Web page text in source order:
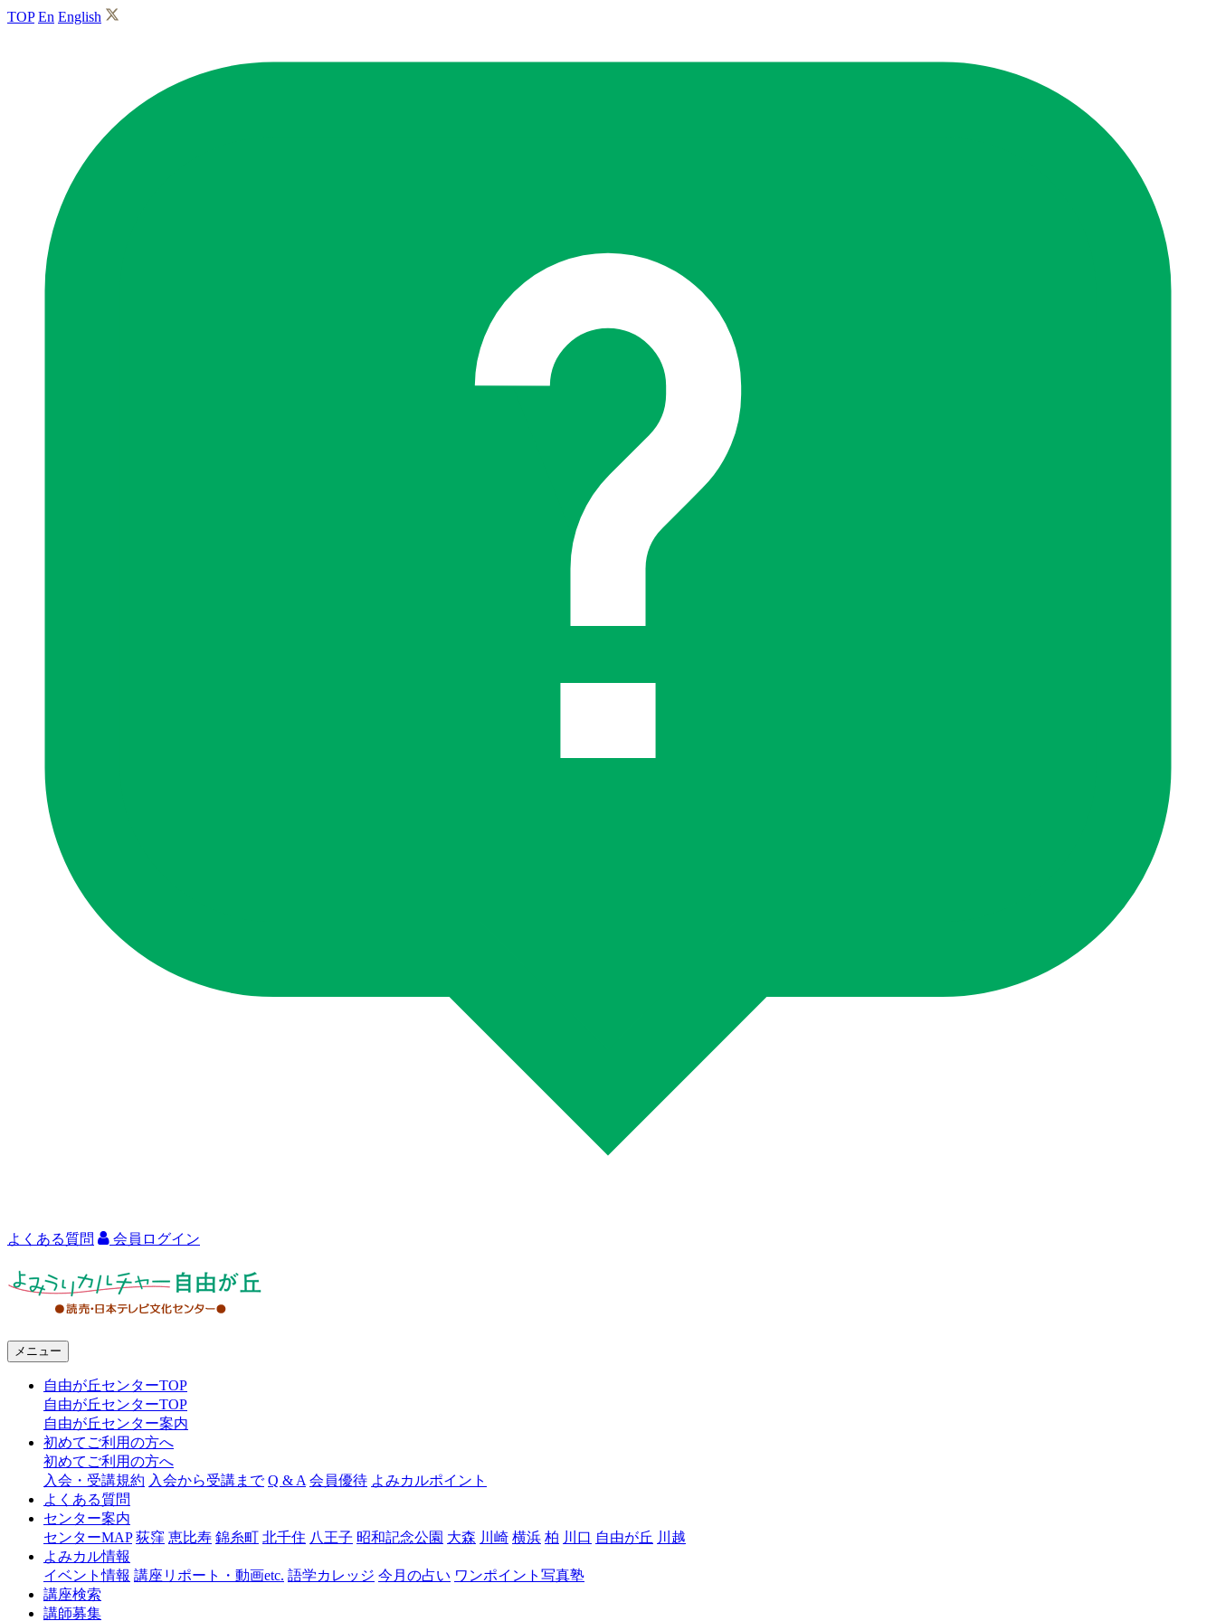
TOP En English
よくある質問 会員ログイン
ャ
自
由
メニュー
自由が丘センターTOP
自由が丘センターTOP
自由が丘センター案内
初めてご利用の方へ
初めてご利用の方へ
入会・受講規約 入会から受講まで Q & A 会員優待 よみカルポイント
よくある質問
センター案内
センターMAP 荻窪 恵比寿 錦糸町 北千住 八王子 昭和記念公園 大森 川崎 横浜 柏 川口 自由が丘 川越
よみカル情報
イベント情報 講座リポート・動画etc. 語学カレッジ 今月の占い ワンポイント写真塾
講座検索
講師募集